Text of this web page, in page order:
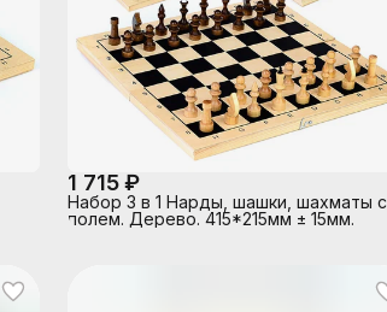
1 715 ₽
Набор 3 в 1 Нарды, шашки, шахматы с
полем. Дерево. 415*215мм ± 15мм.